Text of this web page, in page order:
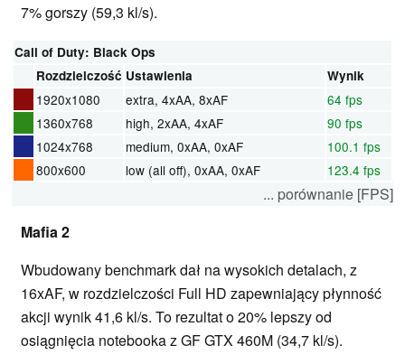
7% gorszy (59,3 kl/s).
Call of Duty: Black Ops
Rozdzielczość Ustawienia Wynik
1920x1080 extra, 4xAA, 8xAF
64 fps
1360x768
high, 2xAA, 4xAF
90 fps
1024x768
medium, 0xAA, 0xAF
100.1 fps
800x600
low (all off), 0xAA, 0xAF 123.4 fps
... porównanie [FPS]
Mafia 2
Wbudowany benchmark dał na wysokich detalach, z
16xAF, w rozdzielczości Full HD zapewniający płynność
akcji wynik 41,6 kl/s. To rezultat o 20% lepszy od
osiągnięcia notebooka z GF GTX 460M (34,7 kl/s).